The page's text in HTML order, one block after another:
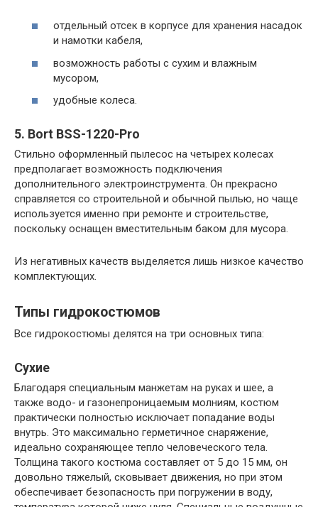
отдельный отсек в корпусе для хранения насадок
и намотки кабеля,
возможность работы с сухим и влажным
мусором,
удобные колеса.
5. Bort BSS-1220-Pro
Стильно оформленный пылесос на четырех колесах
предполагает возможность подключения
дополнительного электроинструмента. Он прекрасно
справляется со строительной и обычной пылью, но чаще
используется именно при ремонте и строительстве,
поскольку оснащен вместительным баком для мусора.
Из негативных качеств выделяется лишь низкое качество
комплектующих.
Типы гидрокостюмов
Все гидрокостюмы делятся на три основных типа:
Сухие
Благодаря специальным манжетам на руках и шее, а
также водо- и газонепроницаемым молниям, костюм
практически полностью исключает попадание воды
внутрь. Это максимально герметичное снаряжение,
идеально сохраняющее тепло человеческого тела.
Толщина такого костюма составляет от 5 до 15 мм, он
довольно тяжелый, сковывает движения, но при этом
обеспечивает безопасность при погружении в воду,